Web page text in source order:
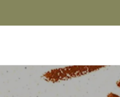
Nos expériences